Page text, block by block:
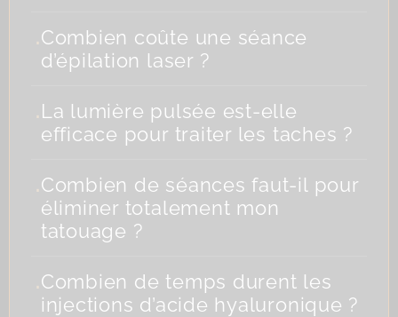
.Combien coûte une séance
d’épilation laser ?
.La lumière pulsée est-elle
efficace pour traiter les taches ?
.Combien de séances faut-il pour
éliminer totalement mon
tatouage ?
.Combien de temps durent les
injections d’acide hyaluronique ?